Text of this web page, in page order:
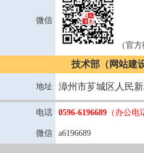
微信
（官
技术部（网站建
地址 漳州市芗城区人民
电话 0596-6196689 （办公电
微信 a6196689